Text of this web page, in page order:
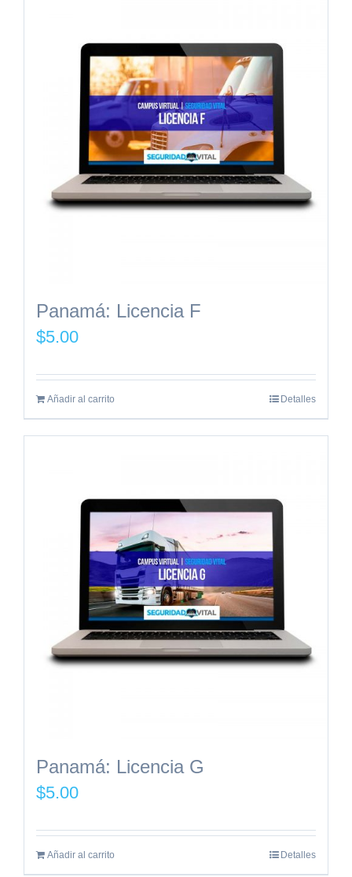
Panamá: Licencia F
$5.00
Añadir al carrito Detalles
Panamá: Licencia G
$5.00
Añadir al carrito Detalles